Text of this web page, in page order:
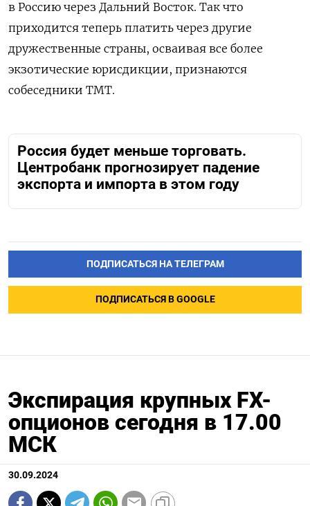
в Россию через Дальний Восток. Так что
приходится теперь платить через другие
дружественные страны, осваивая все более
экзотические юрисдикции, признаются
собеседники TMT.
Россия будет меньше торговать.
Центробанк прогнозирует падение
экспорта и импорта в этом году
ПОДПИСАТЬСЯ НА ТЕЛЕГРАМ
ПОДПИСАТЬСЯ В GOOGLE
Экспирация крупных FX-
опционов сегодня в 17.00
МСК
30.09.2024